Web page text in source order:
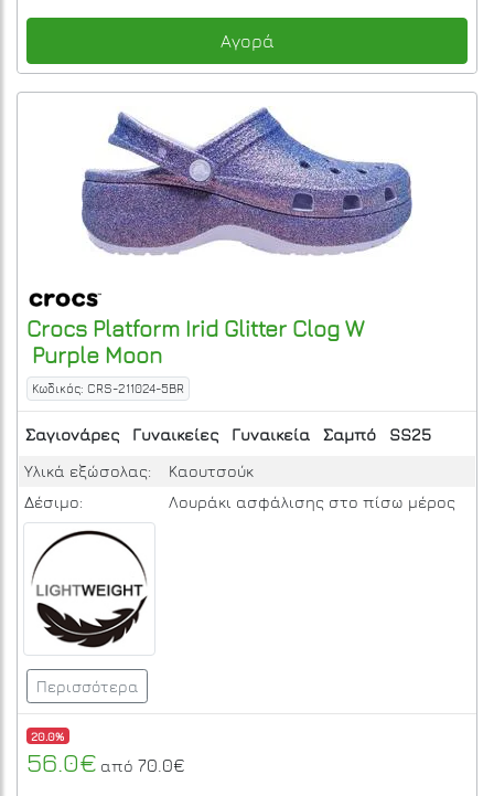
Αγορά
Crocs Platform Irid Glitter Clog W
Purple Moon
Κωδικός: CRS-211024-5BR
Σαγιονάρες Γυναικείες Γυναικεία Σαμπό
SS25
Υλικά εξώσολας:
Καουτσούκ
Δέσιμο:
Λουράκι ασφάλισης στο πίσω μέρος
Περισσότερα
20.0%
56.0€ από 70.0€